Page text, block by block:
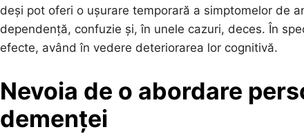
deși pot oferi o ușurare temporară a simptomelor de
dependență, confuzie și, în unele cazuri, deces. În
efecte, având în vedere deteriorarea lor cognitivă.
Nevoia de o abordare
demenței